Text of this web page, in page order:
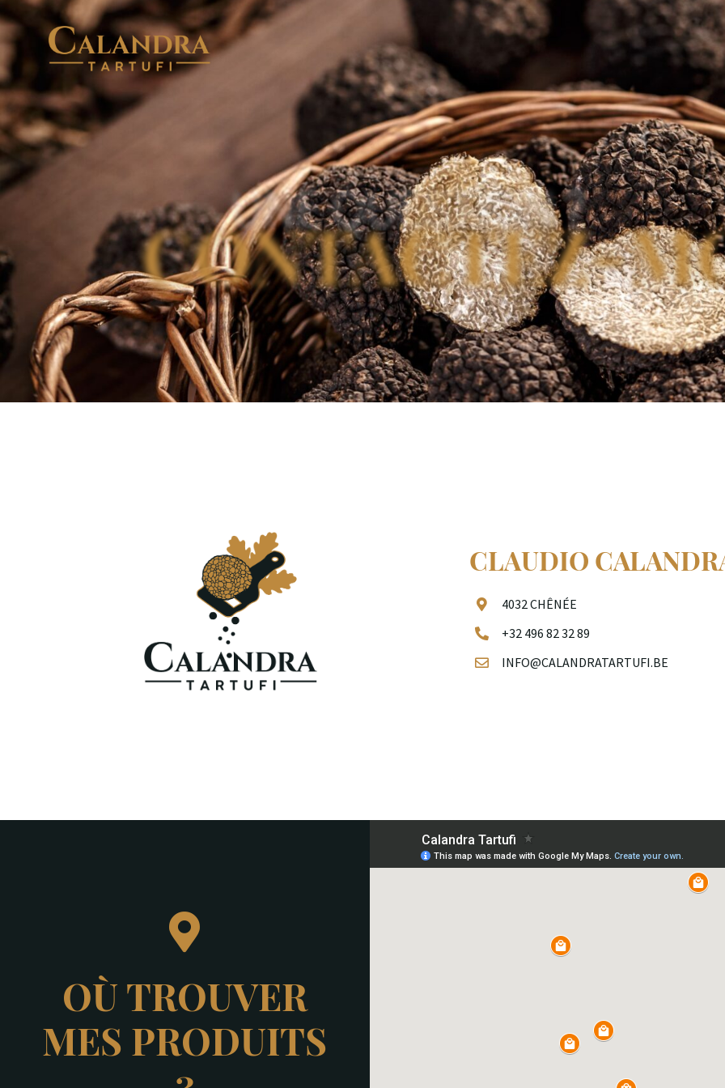
CONTACT
UNE QUESTION ?
CONTACTEZ-
CLAUDIO
4032 CHÊNÉE
+32 496 82 32 89
INFO@CALANDRATARTUFI.BE
OÙ TROUVER
MES PRODUITS